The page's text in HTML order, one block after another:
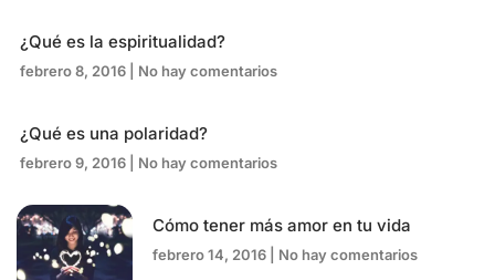
¿Qué es la espiritualidad?
febrero 8, 2016 No hay comentarios
¿Qué es una polaridad?
febrero 9, 2016 No hay comentarios
Cómo tener más amor en tu vida
febrero 14, 2016 No hay comentarios